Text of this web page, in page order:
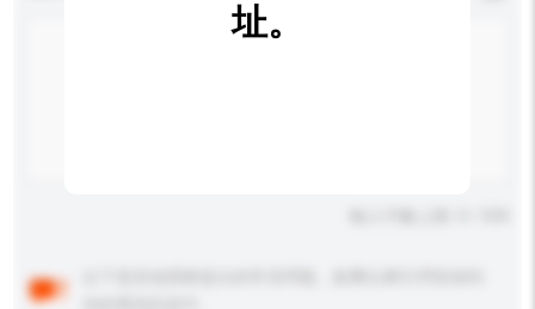
址。